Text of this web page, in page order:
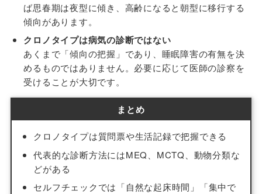
ば思春期は夜型に傾き、高齢になると朝型に移行する
傾向があります。
クロノタイプは病気の診断ではない
あくまで「傾向の把握」であり、睡眠障害の有無を決
めるものではありません。必要に応じて医師の診察を
受けることが大切です。
まとめ
クロノタイプは質問票や生活記録で把握できる
代表的な診断方法にはMEQ、MCTQ、動物分類な
どがある
セルフチェックでは「自然な起床時間」「集中で